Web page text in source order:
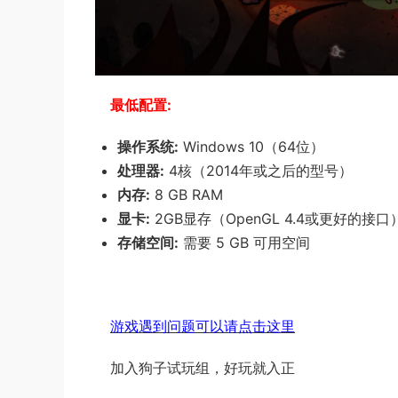
最低配置:
操作系统: Windows 10（64位）
处理器: 4核（2014年或之后的型号）
内存: 8 GB RAM
显卡: 2GB显存（OpenGL 4.4或更好的接口
存储空间: 需要 5 GB 可用空间
游戏遇到问题可以请点击这里
加入狗子试玩组，好玩就入正